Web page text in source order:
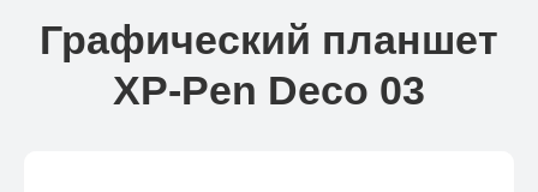
Графический планшет
XP-Pen Deco 03